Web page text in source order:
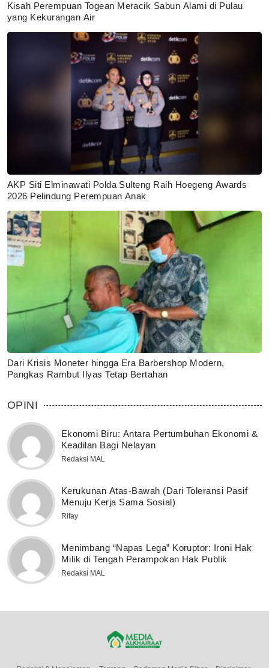
Kisah Perempuan Togean Meracik Sabun Alami di Pulau
yang Kekurangan Air
AKP Siti Elminawati Polda Sulteng Raih Hoegeng Awards
2026 Pelindung Perempuan Anak
Dari Krisis Moneter hingga Era Barbershop Modern,
Pangkas Rambut Ilyas Tetap Bertahan
OPINI
Ekonomi Biru: Antara Pertumbuhan Ekonomi &
Keadilan Bagi Nelayan
Redaksi MAL
Kerukunan Atas-Bawah (Dari Toleransi Pasif
Menuju Kerja Sama Sosial)
Rifay
Menimbang “Napas Lega” Koruptor: Ironi Hak
Milik di Tengah Perampokan Hak Publik
Redaksi MAL